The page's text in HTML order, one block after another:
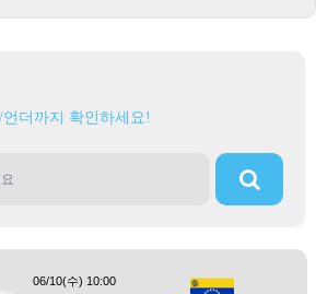
더까지 확인하세요!
06/10(수) 10:00